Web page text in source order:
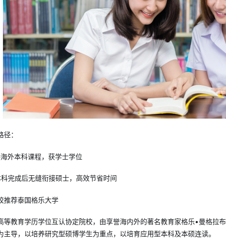
：
外本科课程，获学士学位
完成后无缝衔接硕士，高效节省时间
推荐泰国格乐大学
等教育学历学位互认协定院校，由享誉海内外的著名教育家格乐•曼格拉
主导，以培养研究型硕博学生为重点，以培育应用型本科及本硕连读。